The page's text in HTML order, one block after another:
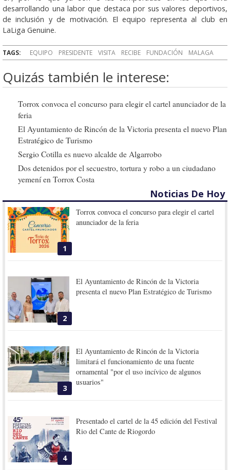
desarrollando una labor que destaca por sus valores deportivos,
de inclusión y de motivación. El equipo representa al club en
LaLiga Genuine.
TAGS: EQUIPO PRESIDENTE VISITA RECIBE FUNDACIÓN MALAGA
Quizás también le interese:
Torrox convoca el concurso para elegir el cartel anunciador de la
feria
El Ayuntamiento de Rincón de la Victoria presenta el nuevo Plan
Estratégico de Turismo
Sergio Cotilla es nuevo alcalde de Algarrobo
Dos detenidos por el secuestro, tortura y robo a un ciudadano
yemení en Torrox Costa
Noticias De Hoy
1
Torrox convoca el concurso para elegir el cartel
anunciador de la feria
2
El Ayuntamiento de Rincón de la Victoria
presenta el nuevo Plan Estratégico de Turismo
3
El Ayuntamiento de Rincón de la Victoria
limitará el funcionamiento de una fuente
ornamental "por el uso incívico de algunos
usuarios"
4
Presentado el cartel de la 45 edición del Festival
Rio del Cante de Riogordo